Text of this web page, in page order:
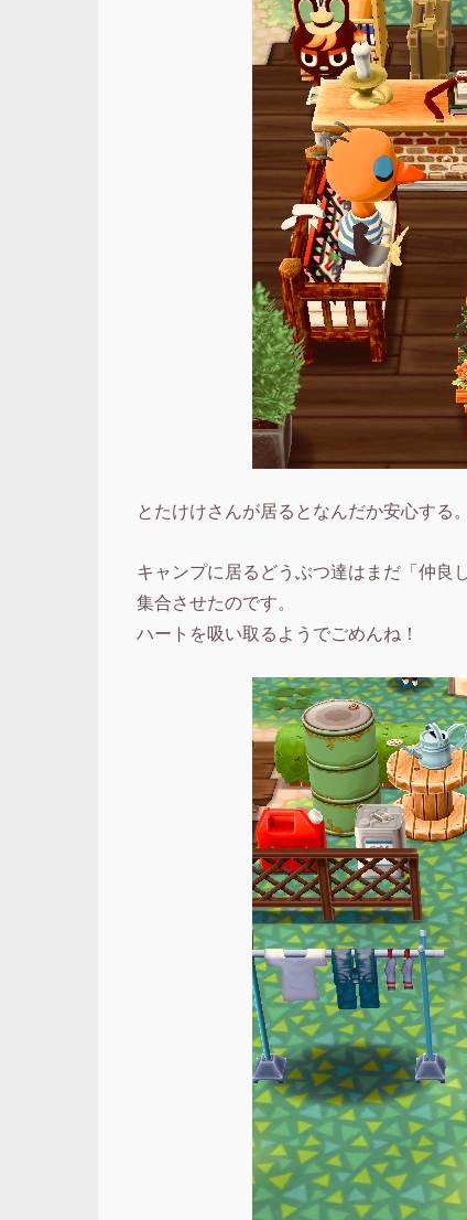
とたけけさんが居るとなんだか安心する。
キャンプに居るどうぶつ達はまだ「仲良
集合させたのです。
ハートを吸い取るようでごめんね！